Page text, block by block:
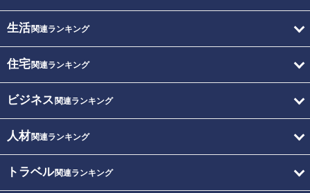
生活関連ランキング
住宅関連ランキング
ビジネス 関連ランキング
人材関連ランキング
トラベル関連ランキング